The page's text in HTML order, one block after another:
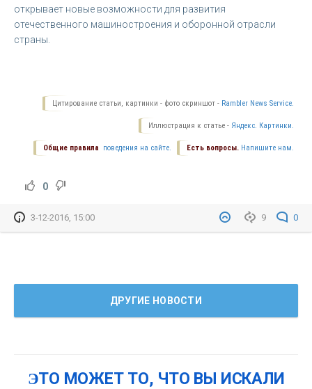
открывает новые возможности для развития
отечественного машиностроения и оборонной отрасли
страны.
Цитирование статьи, картинки - фото скриншот - Rambler News Service.
Иллюстрация к статье - Яндекс. Картинки.
Есть вопросы. Напишите нам.
Общие правила поведения на сайте.
0
9 0
3-12-2016, 15:00
ДРУГИЕ НОВОСТИ
ЭТО МОЖЕТ ТО, ЧТО ВЫ ИСКАЛИ